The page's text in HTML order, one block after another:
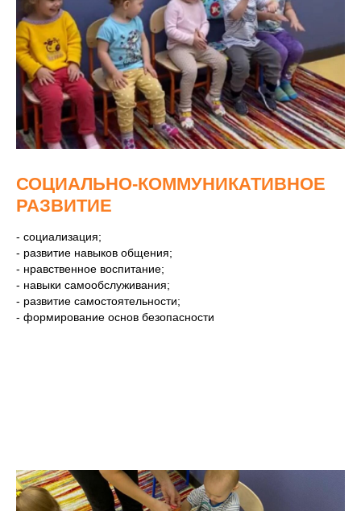
СОЦИАЛЬНО-КОММУНИКАТИВНОЕ
РАЗВИТИЕ
- социализация;
- развитие навыков общения;
- нравственное воспитание;
- навыки самообслуживания;
- развитие самостоятельности;
- формирование основ безопасности